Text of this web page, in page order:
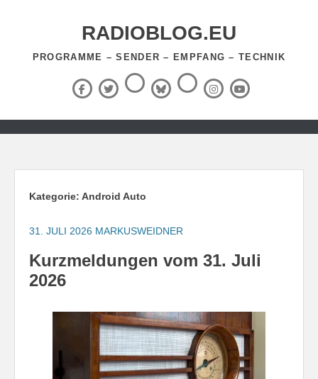
RADIOBLOG.EU
PROGRAMME – SENDER – EMPFANG – TECHNIK
Facebook
X
(Twitter)
ThreadsBlueSky
RSS-
Feed InstagramYouTube
Zum
springen
Kategorie: Android Auto
31. JULI 2026 MARKUSWEIDNER
Kurzmeldungen vom 31. Juli
2026